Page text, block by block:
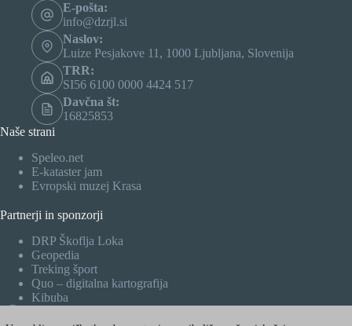
E-pošta:
info@dzrjl.si
Naslov:
Luize Pesjakove 11, 1000 Ljubljana, Slovenija
TRR:
SI56 6100 0000 4424 517
Davčna št:
16825853
Naše strani
Speleo.net
E-kataster jam
Evropski muzej Krasa
Partnerji in sponzorji
DRP Škoflja Loka
Geopedia
Treking šport
Quo – digitalna kartografija
Kibuba